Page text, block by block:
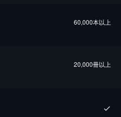
60,000本以上
20,000冊以上